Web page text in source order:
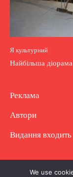
Я культурний
Найбільша
Реклама
Автори
Видання
Copyright ©
We use